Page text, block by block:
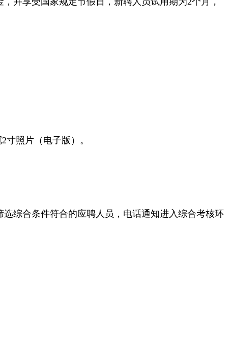
照片（电子版）。
综合条件符合的应聘人员，电话通知进入综合考核环